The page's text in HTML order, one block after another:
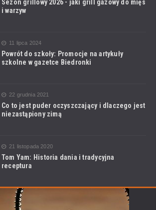
Sezon grillowy 2026 - jaki grill gazowy do mięs
i warzyw
11 lipca 2024
Powrót do szkoły: Promocje na artykuły
szkolne w gazetce Biedronki
22 grudnia 2021
Co to jest puder oczyszczający i dlaczego jest
niezastąpiony zimą
21 listopada 2020
Tom Yam: Historia dania i tradycyjna
receptura